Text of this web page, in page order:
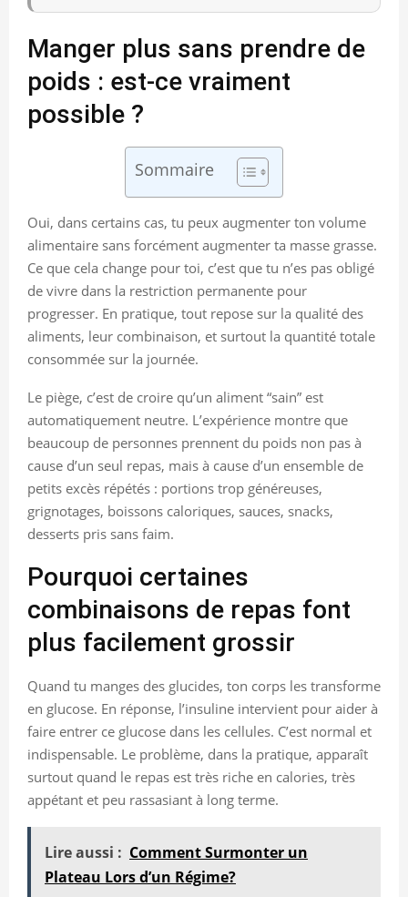
Manger plus sans prendre de
poids : est-ce vraiment
possible ?
Sommaire
Oui, dans certains cas, tu peux augmenter ton volume
alimentaire sans forcément augmenter ta masse grasse.
Ce que cela change pour toi, c’est que tu n’es pas obligé
de vivre dans la restriction permanente pour
progresser. En pratique, tout repose sur la qualité des
aliments, leur combinaison, et surtout la quantité totale
consommée sur la journée.
Le piège, c’est de croire qu’un aliment “sain” est
automatiquement neutre. L’expérience montre que
beaucoup de personnes prennent du poids non pas à
cause d’un seul repas, mais à cause d’un ensemble de
petits excès répétés : portions trop généreuses,
grignotages, boissons caloriques, sauces, snacks,
desserts pris sans faim.
Pourquoi certaines
combinaisons de repas font
plus facilement grossir
Quand tu manges des glucides, ton corps les transforme
en glucose. En réponse, l’insuline intervient pour aider à
faire entrer ce glucose dans les cellules. C’est normal et
indispensable. Le problème, dans la pratique, apparaît
surtout quand le repas est très riche en calories, très
appétant et peu rassasiant à long terme.
Lire aussi : Comment Surmonter un
Plateau Lors d’un Régime?